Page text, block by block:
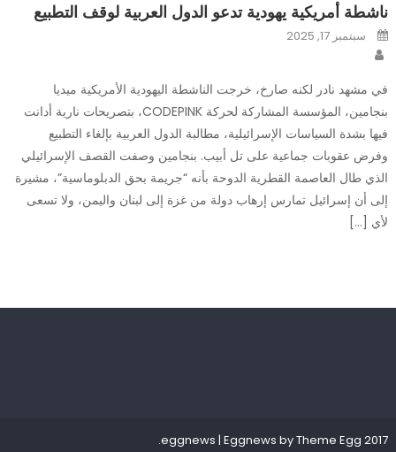
ناشطة أمريكية يهودية تدعو الدول العربية لوقف التطبيع
Posted
onسبتمبر 17, 2025
في مشهد نادر لكنه صارخ، خرجت الناشطة اليهودية الأمريكية ميديا
بنجامين، المؤسسة المشاركة لحركة CODEPINK، بتصريحات نارية أدانت
فيها بشدة السياسات الإسرائيلية، مطالبة الدول العربية بإلغاء التطبيع
وفرض عقوبات جماعية على تل أبيب. بنجامين وصفت القصف الإسرائيلي
الذي طال العاصمة القطرية الدوحة بأنه “جريمة بحق الدبلوماسية”، مشيرة
إلى أن إسرائيل تمارس إرهاب دولة من غزة إلى لبنان واليمن، ولا تسعى
لأي […]
2017 eggnews
|Eggnews byTheme Egg
.